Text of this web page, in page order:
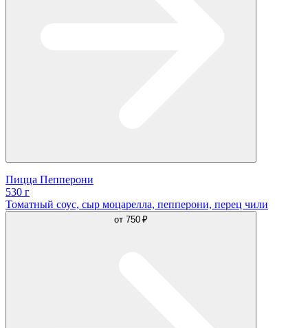
Пицца Пепперони
530 г
Томатный соус, сыр моцарелла, пепперони, перец чили
от 750 ₽